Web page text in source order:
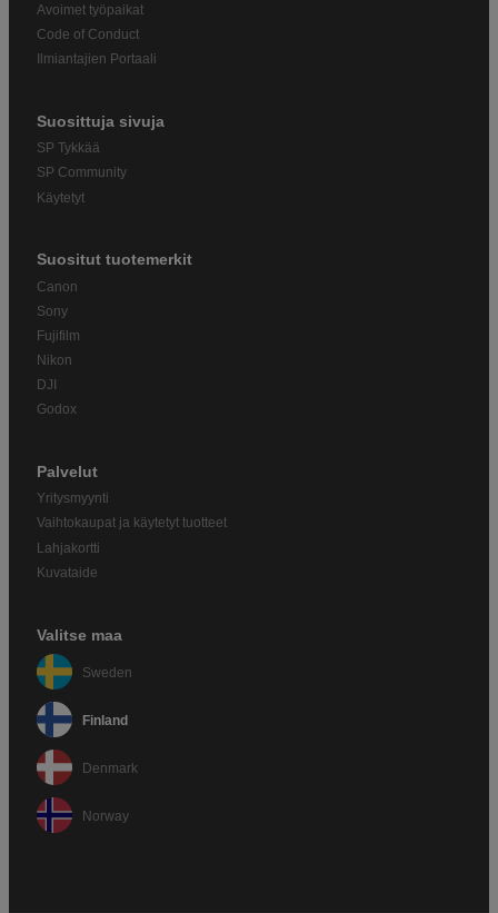
Avoimet työpaikat
Code of Conduct
Ilmiantajien Portaali
Suosittuja sivuja
SP Tykkää
SP Community
Käytetyt
Suositut tuotemerkit
Canon
Sony
Fujifilm
Nikon
DJI
Godox
Palvelut
Yritysmyynti
Vaihtokaupat ja käytetyt tuotteet
Lahjakortti
Kuvataide
Valitse maa
Sweden
Finland
Denmark
Norway